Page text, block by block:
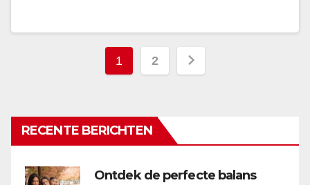
Berichten
1 2
RECENTE BERICHTEN
Ontdek de perfecte balans